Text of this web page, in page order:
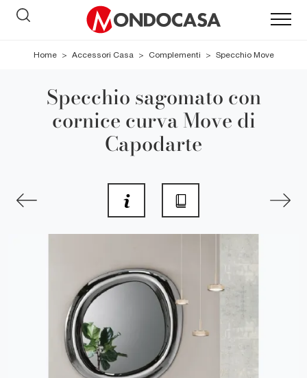
Home > Accessori Casa > Complementi > Specchio Move
Specchio sagomato con
cornice curva Move di
Capodarte